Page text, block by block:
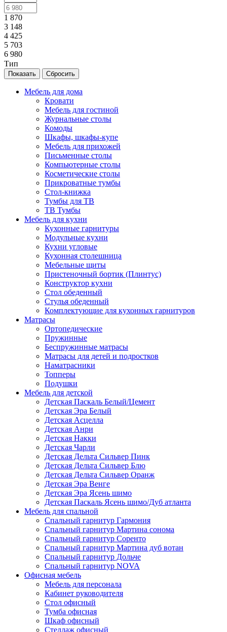
1 870
3 148
4 425
5 703
6 980
Тип
Сбросить
Мебель для дома
Кровати
Мебель для гостиной
Журнальные столы
Комоды
Шкафы, шкафы-купе
Мебель для прихожей
Письменные столы
Компьютерные столы
Косметические столы
Прикроватные тумбы
Стол-книжка
Тумбы для ТВ
ТВ Тумбы
Мебель для кухни
Кухонные гарнитуры
Модульные кухни
Кухни угловые
Кухонная столешница
Мебельные щиты
Пристеночный бортик (Плинтус)
Конструктор кухни
Стол обеденный
Стулья обеденный
Комплектующие для кухонных гарнитуров
Матраcы
Ортопедические
Пружинные
Беспружинные матрасы
Матрасы для детей и подростков
Наматрасники
Топперы
Подушки
Мебель для детской
Детская Паскаль Белый/Цемент
Детская Эра Белый
Детская Асцелла
Детская Анри
Детская Накки
Детская Чарли
Детская Дельта Сильвер Пинк
Детская Дельта Сильвер Блю
Детская Дельта Сильвер Оранж
Детская Эра Венге
Детская Эра Ясень шимо
Детская Паскаль Ясень шимо/Дуб атланта
Мебель для спальной
Спальный гарнитур Гармония
Спальный гарнитур Мартина сонома
Спальный гарнитур Соренто
Спальный гарнитур Мартина дуб вотан
Спальный гарнитур Дольче
Спальный гарнитур NOVA
Офисная мебель
Мебель для персонала
Кабинет руководителя
Стол офисный
Тумба офисная
Шкаф офисный
Стеллаж офисный